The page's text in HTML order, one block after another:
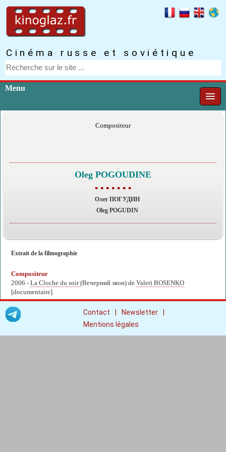
Cinéma russe et soviétique
Menu
Compositeur
Oleg POGOUDINE
▪ ▪ ▪ ▪ ▪ ▪ ▪
Олег ПОГУДИН
Oleg POGUDIN
Extrait de la filmographie
Compositeur
2006 - La Cloche du soir(Вечерний звон) de Valeri BOSENKO
[documentaire]
Contact Newsletter
Mentions légales